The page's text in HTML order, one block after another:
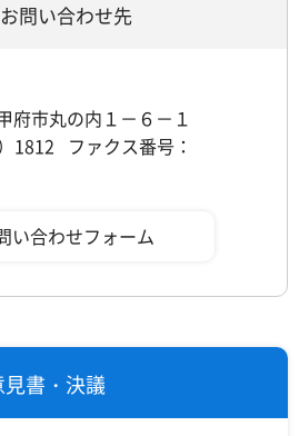
問い合わせ先
市丸の内１－６－１
1812 ファクス番号：
書・決議